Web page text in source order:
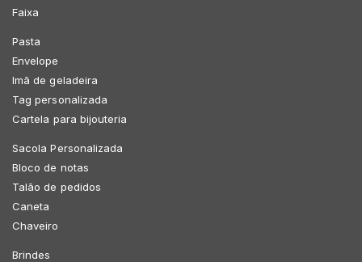
Faixa
Pasta
Envelope
Imã de geladeira
Tag personalizada
Cartela para bijouteria
Sacola Personalizada
Bloco de notas
Talão de pedidos
Caneta
Chaveiro
Brindes